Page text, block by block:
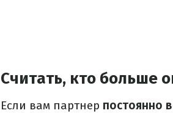
Считать, кто больше
Если вам партнер постоянно